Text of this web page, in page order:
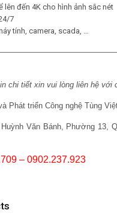
lên đến 4K cho hình ảnh sắc nét
7
tính, camera, scada, …
chi tiết xin vui lòng liên hệ với
Phát triển Công nghệ Tùng
Văn Bánh, Phường 13,
– 0902.237.923